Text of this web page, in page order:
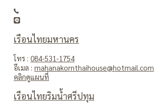
เรือนไทยมหานคร
โทร : 084-531-1754
อีเมล : mahanakornthaihouse@hotmail.com
คลิกดูแผนที่
เรือนไทยริมน้ำศรีปทุม